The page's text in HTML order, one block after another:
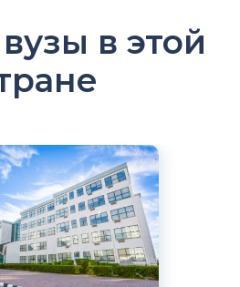
в этой
Северный Кипр